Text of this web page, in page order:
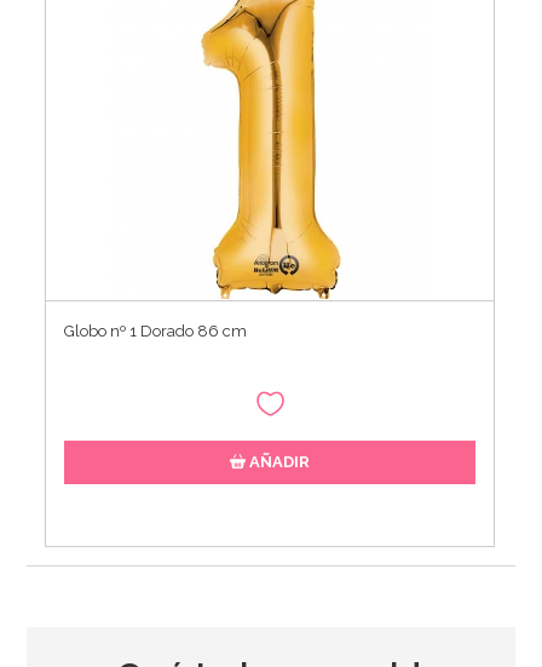
Globo nº 1 Dorado 86 cm
AÑADIR